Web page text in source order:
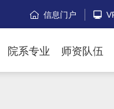
 信息门户 
院系专业 师资队伍